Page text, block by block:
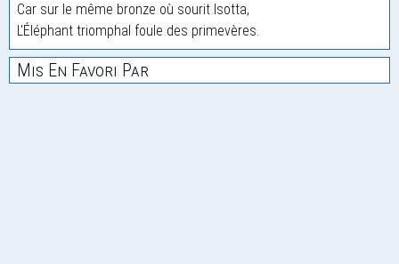
Car sur le même bronze où sourit Isotta,
L'Éléphant triomphal foule des primevères.
Mis En Favori Par